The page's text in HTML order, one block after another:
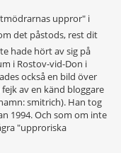
s uppror" i
det påstods, rest dit
hade hört av sig på
i Rostov-vid-Don i
också en bild över
av en känd bloggare
smitrich). Han tog
1994. Och som om inte
"upproriska